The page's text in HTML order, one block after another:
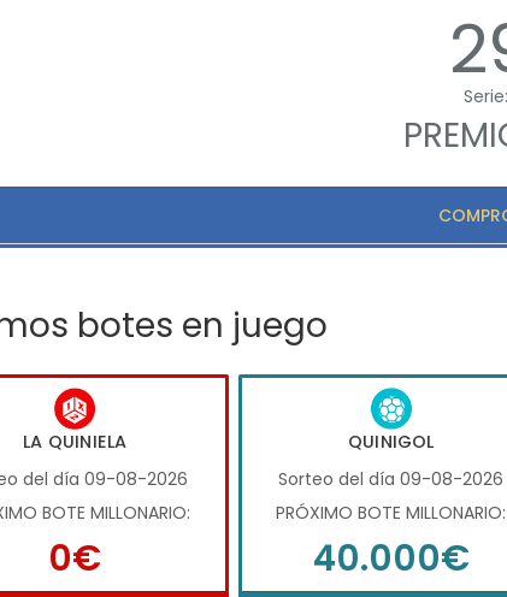
botes en juego
LA QUINIELA
del día 09-08-2026
BOTE MILLONARIO:
0€
QUINIGOL
Sorteo del día 09-08-2026
PRÓXIMO BOTE MILLONARIO:
40.000€